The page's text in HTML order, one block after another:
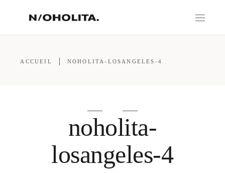
ACCUEIL NOHOLITA-LOSANGELES-4
noholita-
losangeles-4